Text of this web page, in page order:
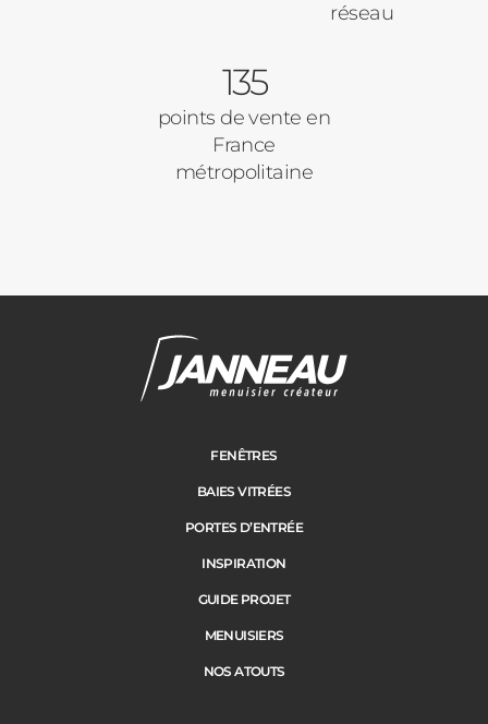
réseau
135
points de vente en
France
métropolitaine
FENÊTRES
BAIES VITRÉES
PORTES D’ENTRÉE
INSPIRATION
GUIDE PROJET
MENUISIERS
NOS ATOUTS
Janneau Menuisier Créateur